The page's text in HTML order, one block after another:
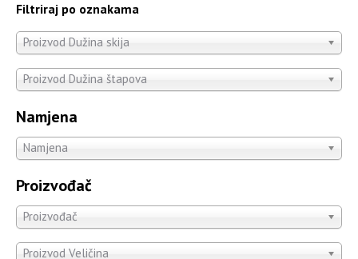
Filtriraj po oznakama
Proizvod Dužina skija
Proizvod Dužina štapova
Namjena
Namjena
Proizvođač
Proizvođač
Proizvod Veličina